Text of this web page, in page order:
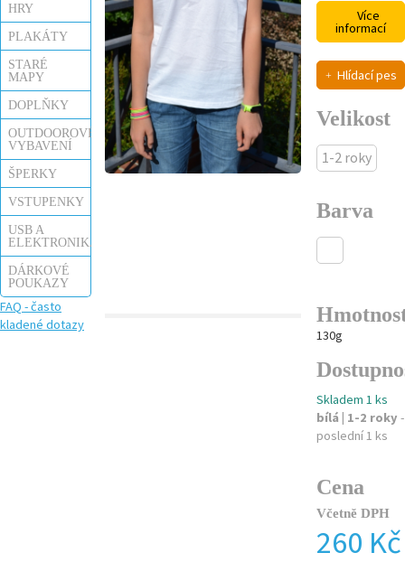
HRY
PLAKÁTY
STARÉ
MAPY
DOPLŇKY
OUTDOOROVÉ
VYBAVENÍ
ŠPERKY
VSTUPENKY
USB A
ELEKTRONIKA
DÁRKOVÉ
POUKAZY
FAQ - často
kladené dotazy
Více
informací
Hlídací pes
Velikost
1-2 roky
Barva
130g
Skladem 1 ks
bílá | 1-2 roky -
poslední 1 ks
Cena
Včetně DPH
260 Kč